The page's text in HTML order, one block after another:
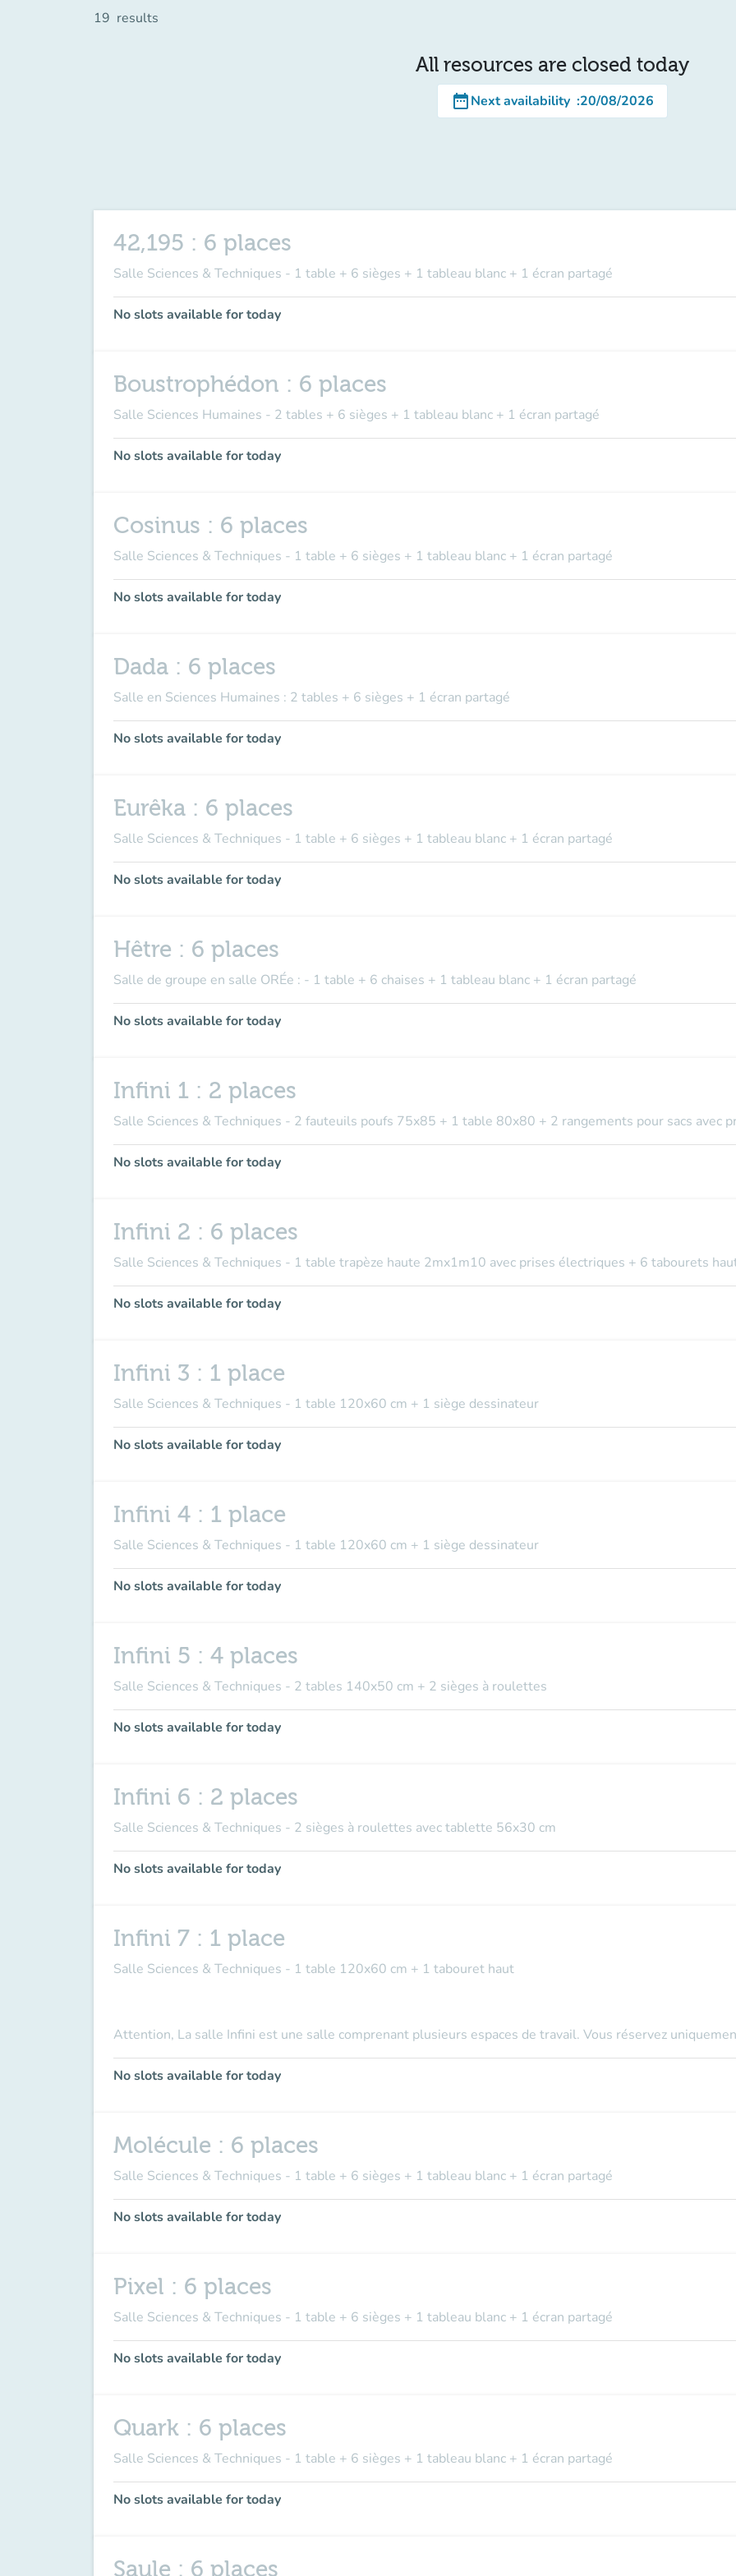
19 results
All resources are closed today
date_rangeNext availability :20/08/2026
42,195 : 6 places
Salle Sciences & Techniques - 1 table + 6 sièges + 1 tableau blanc + 1 écran partagé
No slots available for today
Boustrophédon : 6 places
Salle Sciences Humaines - 2 tables + 6 sièges + 1 tableau blanc + 1 écran partagé
No slots available for today
Cosinus : 6 places
Salle Sciences & Techniques - 1 table + 6 sièges + 1 tableau blanc + 1 écran partagé
No slots available for today
Dada : 6 places
Salle en Sciences Humaines : 2 tables + 6 sièges + 1 écran partagé
No slots available for today
Eurêka : 6 places
Salle Sciences & Techniques - 1 table + 6 sièges + 1 tableau blanc + 1 écran partagé
No slots available for today
Hêtre : 6 places
Salle de groupe en salle ORÉe : - 1 table + 6 chaises + 1 tableau blanc + 1 écran partagé
No slots available for today
Infini 1 : 2 places
Salle Sciences & Techniques - 2 fauteuils poufs 75x85 + 1 table 80x80 + 2 rangements pour sacs avec
No slots available for today
Infini 2 : 6 places
Salle Sciences & Techniques - 1 table trapèze haute 2mx1m10 avec prises électriques + 6 tabourets
No slots available for today
Infini 3 : 1 place
Salle Sciences & Techniques - 1 table 120x60 cm + 1 siège dessinateur
No slots available for today
Infini 4 : 1 place
Salle Sciences & Techniques - 1 table 120x60 cm + 1 siège dessinateur
No slots available for today
Infini 5 : 4 places
Salle Sciences & Techniques - 2 tables 140x50 cm + 2 sièges à roulettes
No slots available for today
Infini 6 : 2 places
Salle Sciences & Techniques - 2 sièges à roulettes avec tablette 56x30 cm
No slots available for today
Infini 7 : 1 place
Salle Sciences & Techniques - 1 table 120x60 cm + 1 tabouret haut
Attention, La salle Infini est une salle comprenant plusieurs espaces de travail. Vous réservez
No slots available for today
Molécule : 6 places
Salle Sciences & Techniques - 1 table + 6 sièges + 1 tableau blanc + 1 écran partagé
No slots available for today
Pixel : 6 places
Salle Sciences & Techniques - 1 table + 6 sièges + 1 tableau blanc + 1 écran partagé
No slots available for today
Quark : 6 places
Salle Sciences & Techniques - 1 table + 6 sièges + 1 tableau blanc + 1 écran partagé
No slots available for today
Saule : 6 places